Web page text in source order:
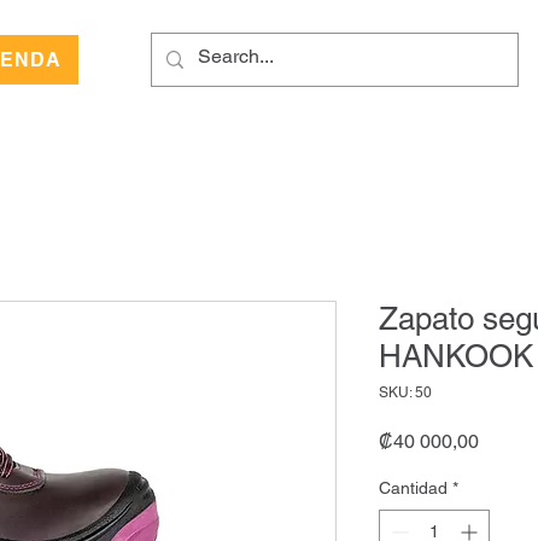
Zapato
HANKOOK
SKU: 50
₡40 000,00Precio
Cantidad *